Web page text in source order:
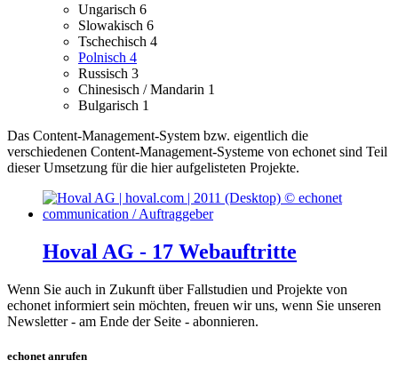
Ungarisch 6
Slowakisch 6
Tschechisch 4
Polnisch 4
Russisch 3
Chinesisch / Mandarin 1
Bulgarisch 1
Das Content-Management-System bzw. eigentlich die
verschiedenen Content-Management-Systeme von echonet sind Teil
dieser Umsetzung für die hier aufgelisteten Projekte.
Hoval AG - 17 Webauftritte
Wenn Sie auch in Zukunft über Fallstudien und Projekte von
echonet informiert sein möchten, freuen wir uns, wenn Sie unseren
Newsletter - am Ende der Seite - abonnieren.
echonet anrufen